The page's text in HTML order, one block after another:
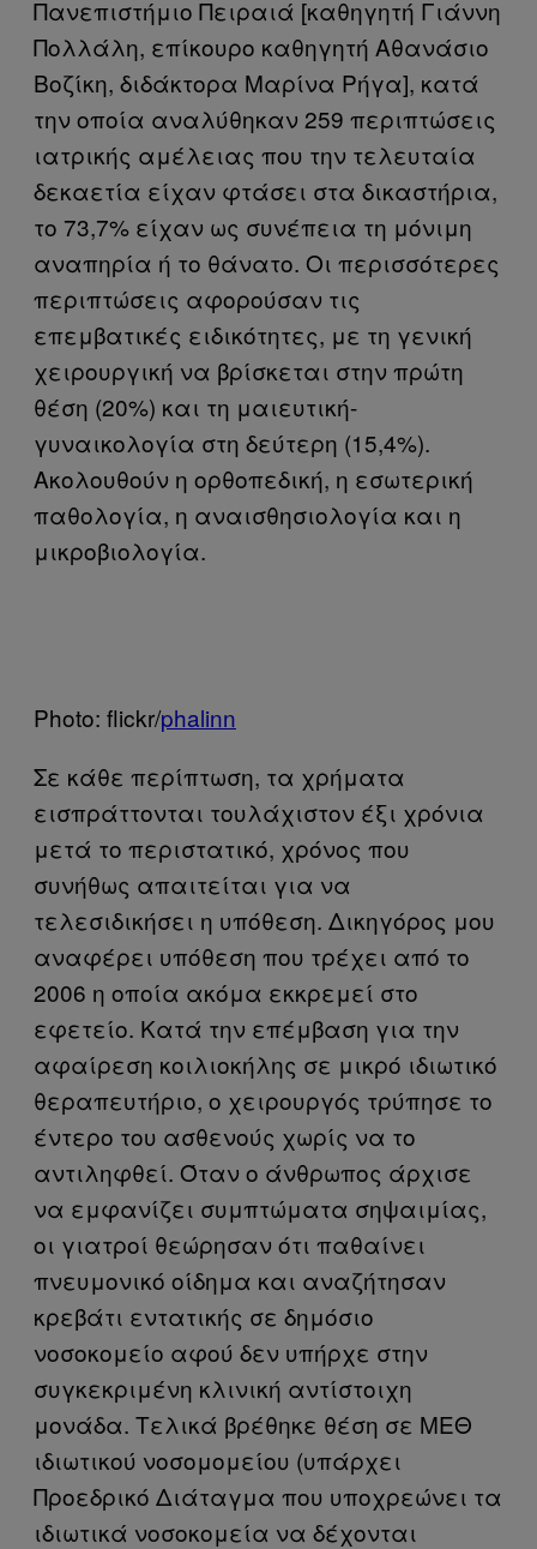
Πανεπιστήμιο Πειραιά [καθηγητή Γιάννη
Πολλάλη, επίκουρο καθηγητή Αθανάσιο
Βοζίκη, διδάκτορα Μαρίνα Ρήγα], κατά
την οποία αναλύθηκαν 259 περιπτώσεις
ιατρικής αμέλειας που την τελευταία
δεκαετία είχαν φτάσει στα δικαστήρια,
το 73,7% είχαν ως συνέπεια τη μόνιμη
αναπηρία ή το θάνατο. Οι περισσότερες
περιπτώσεις αφορούσαν τις
επεμβατικές ειδικότητες, με τη γενική
χειρουργική να βρίσκεται στην πρώτη
θέση (20%) και τη μαιευτική-
γυναικολογία στη δεύτερη (15,4%).
Ακολουθούν η ορθοπεδική, η εσωτερική
παθολογία, η αναισθησιολογία και η
μικροβιολογία.
Photo: flickr/phalinn
Σε κάθε περίπτωση, τα χρήματα
εισπράττονται τουλάχιστον έξι χρόνια
μετά το περιστατικό, χρόνος που
συνήθως απαιτείται για να
τελεσιδικήσει η υπόθεση. Δικηγόρος μου
αναφέρει υπόθεση που τρέχει από το
2006 η οποία ακόμα εκκρεμεί στο
εφετείο. Κατά την επέμβαση για την
αφαίρεση κοιλιοκήλης σε μικρό ιδιωτικό
θεραπευτήριο, ο χειρουργός τρύπησε το
έντερο του ασθενούς χωρίς να το
αντιληφθεί. Όταν ο άνθρωπος άρχισε
να εμφανίζει συμπτώματα σηψαιμίας,
οι γιατροί θεώρησαν ότι παθαίνει
πνευμονικό οίδημα και αναζήτησαν
κρεβάτι εντατικής σε δημόσιο
νοσοκομείο αφού δεν υπήρχε στην
συγκεκριμένη κλινική αντίστοιχη
μονάδα. Τελικά βρέθηκε θέση σε ΜΕΘ
ιδιωτικού νοσομομείου (υπάρχει
Προεδρικό Διάταγμα που υποχρεώνει τα
ιδιωτικά νοσοκομεία να δέχονται